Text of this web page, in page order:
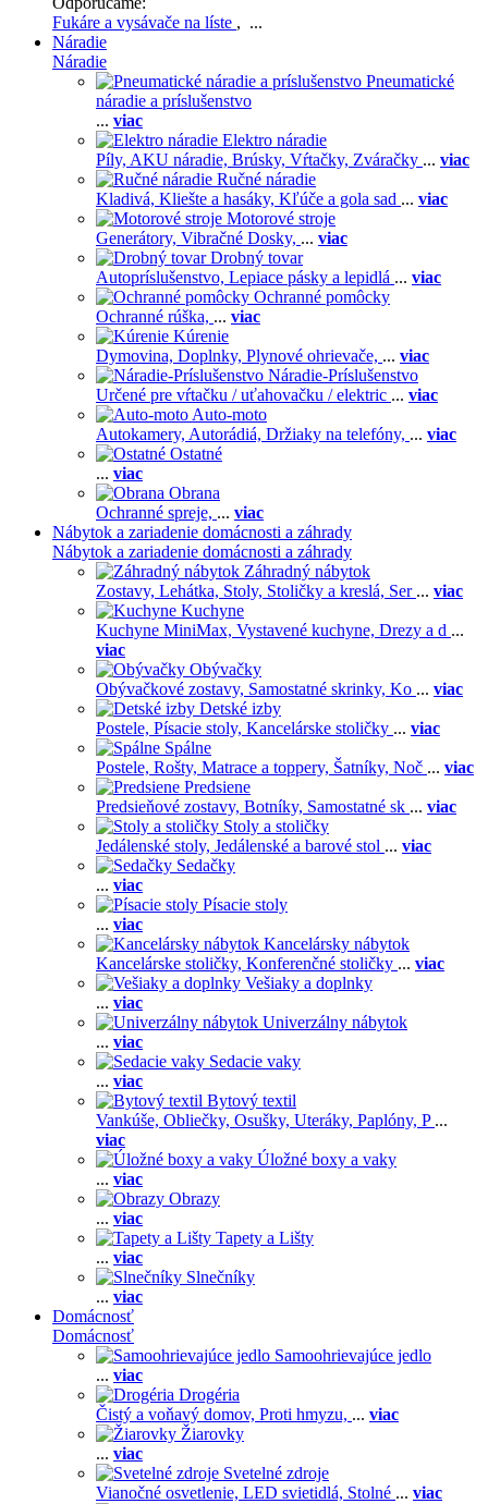
Fukáre a vysávače na líste , ...
Náradie
Náradie
Pneumatické
náradie a príslušenstvo
... viac
Elektro náradie
Píly, AKU náradie, Brúsky, Vŕtačky, Zváračky ... viac
Ručné náradie
Kladivá, Kliešte a hasáky, Kľúče a gola sad ... viac
Motorové stroje
Generátory, Vibračné Dosky, ... viac
Drobný tovar
Autopríslušenstvo, Lepiace pásky a lepidlá ... viac
Ochranné pomôcky
Ochranné rúška, ... viac
Kúrenie
Dymovina, Doplnky, Plynové ohrievače, ... viac
Náradie-Príslušenstvo
Určené pre vŕtačku / uťahovačku / elektric ... viac
Auto-moto
Autokamery, Autorádiá, Držiaky na telefóny, ... viac
Ostatné
... viac
Obrana
Ochranné spreje, ... viac
Nábytok a zariadenie domácnosti a záhrady
Nábytok a zariadenie domácnosti a záhrady
Záhradný nábytok
Zostavy, Lehátka, Stoly, Stoličky a kreslá, Ser ... viac
Kuchyne
Kuchyne MiniMax, Vystavené kuchyne, Drezy a d ...
viac
Obývačky
Obývačkové zostavy, Samostatné skrinky, Ko ... viac
Detské izby
Postele, Písacie stoly, Kancelárske stoličky ... viac
Spálne
Postele, Rošty, Matrace a toppery, Šatníky, Noč ... viac
Predsiene
Predsieňové zostavy, Botníky, Samostatné sk ... viac
Stoly a stoličky
Jedálenské stoly, Jedálenské a barové stol ... viac
Sedačky
... viac
Písacie stoly
... viac
Kancelársky nábytok
Kancelárske stoličky, Konferenčné stoličky ... viac
Vešiaky a doplnky
... viac
Univerzálny nábytok
... viac
Sedacie vaky
... viac
Bytový textil
Vankúše, Obliečky, Osušky, Uteráky, Paplóny, P ...
viac
Úložné boxy a vaky
... viac
Obrazy
... viac
Tapety a Lišty
... viac
Slnečníky
... viac
Domácnosť
Domácnosť
Samoohrievajúce jedlo
... viac
Drogéria
Čistý a voňavý domov, Proti hmyzu, ... viac
Žiarovky
... viac
Svetelné zdroje
Vianočné osvetlenie, LED svietidlá, Stolné ... viac